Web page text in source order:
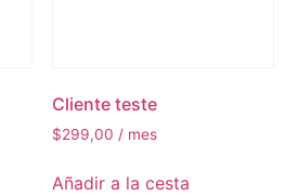
Cliente teste
$299,00 / mes
Añadir a la cesta